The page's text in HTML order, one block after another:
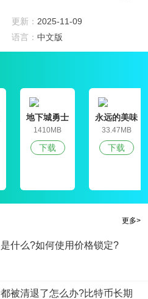
你应该多练习自己的射击法
早日提高自己，这样可以帮助你。
活变化，它需要最强的生命值
不要靠近这个世界的边缘。这个世界就是
更新： 2025-11-09
语言： 中文版
地下城勇士
官网版
1410MB
下载
永远的美味
星球4破解版
33.47MB
下载
更多>
什么?如何使用价格锁定?
被清退了怎么办?比特币长期